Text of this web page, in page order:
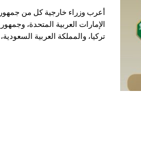
أعرب وزراء خارجية كل من
الإمارات العربية المتحدة،
تركيا، والمملكة العربية